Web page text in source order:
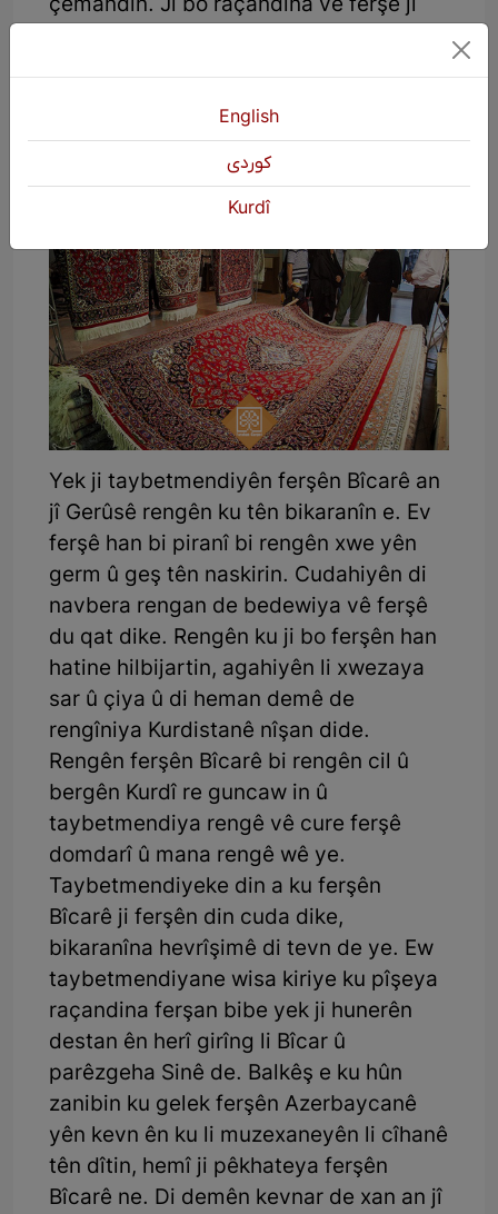
çemandin. Ji bo raçandina vê ferşê ji
lêdan û ev yeka jî pêkhateya ferşên han
Yek ji taybetmendiyên ferşên Bîcarê an
jî Gerûsê rengên ku tên bikaranîn e. Ev
ferşê han bi piranî bi rengên xwe yên
germ û geş tên naskirin. Cudahiyên di
navbera rengan de bedewiya vê ferşê
du qat dike. Rengên ku ji bo ferşên han
hatine hilbijartin, agahiyên li xwezaya
sar û çiya û di heman demê de
rengîniya Kurdistanê nîşan dide.
Rengên ferşên Bîcarê bi rengên cil û
bergên Kurdî re guncaw in û
taybetmendiya rengê vê cure ferşê
domdarî û mana rengê wê ye.
Taybetmendiyeke din a ku ferşên
Bîcarê ji ferşên din cuda dike,
bikaranîna hevrîşimê di tevn de ye. Ew
taybetmendiyane wisa kiriye ku pîşeya
raçandina ferşan bibe yek ji hunerên
destan ên herî girîng li Bîcar û
parêzgeha Sinê de. Balkêş e ku hûn
zanibin ku gelek ferşên Azerbaycanê
yên kevn ên ku li muzexaneyên li cîhanê
tên dîtin, hemî ji pêkhateya ferşên
Bîcarê ne. Di demên kevnar de xan an jî
English
كوردی
Kurdî